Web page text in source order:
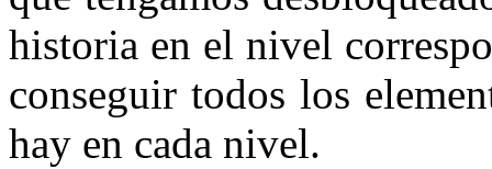
historia en el nivel
conseguir todos los
hay en cada nivel.